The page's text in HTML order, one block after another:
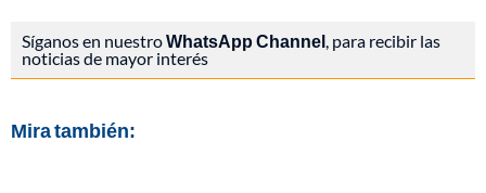
Síganos en nuestroWhatsApp Channel, para recibir las
noticias de mayor interés
Mira también: